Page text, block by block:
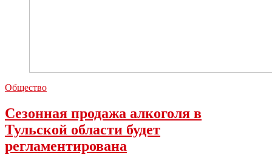
Общество
Сезонная продажа алкоголя в
Тульской области будет
регламентирована